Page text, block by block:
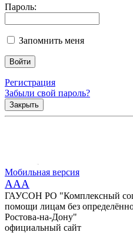
Пароль:
Запомнить меня
Регистрация
Забыли свой пароль?
Закрыть
Мобильная версия
AAA
ГАУСОН РО "Комплексный
помощи лицам без
Ростова-на-Дону"
официальный сайт